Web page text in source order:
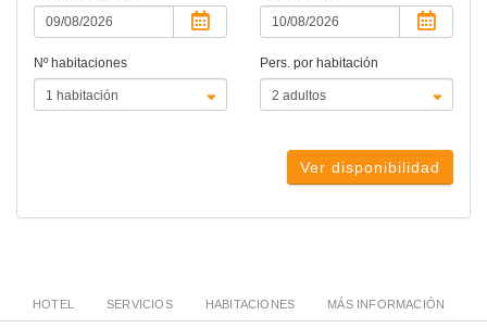
Nº habitaciones Pers. por habitación
Ver disponibilidad
HOTEL SERVICIOS HABITACIONES MÁS INFORMACIÓN